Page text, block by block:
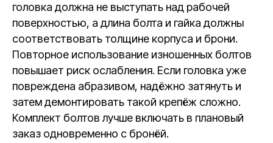
головка должна не выступать над рабочей
поверхностью, а длина болта и гайка должны
соответствовать толщине корпуса и брони.
Повторное использование изношенных болтов
повышает риск ослабления. Если головка уже
повреждена абразивом, надёжно затянуть и
затем демонтировать такой крепёж сложно.
Комплект болтов лучше включать в плановый
заказ одновременно с бронёй.